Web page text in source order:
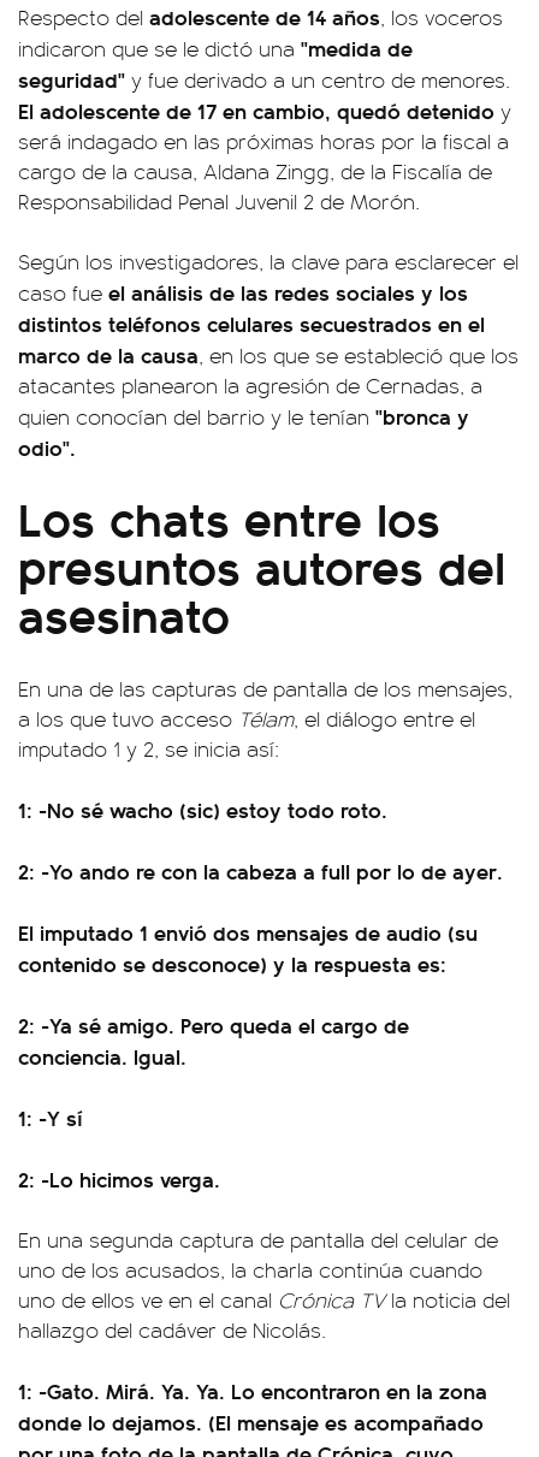
Respecto del adolescente de 14 años, los voceros
indicaron que se le dictó una "medida de
seguridad" y fue derivado a un centro de menores.
El adolescente de 17 en cambio, quedó detenido y
será indagado en las próximas horas por la fiscal a
cargo de la causa, Aldana Zingg, de la Fiscalía de
Responsabilidad Penal Juvenil 2 de Morón.
Según los investigadores, la clave para esclarecer el
caso fue el análisis de las redes sociales y los
distintos teléfonos celulares secuestrados en el
marco de la causa, en los que se estableció que los
atacantes planearon la agresión de Cernadas, a
quien conocían del barrio y le tenían "bronca y
odio".
Los chats entre los
presuntos autores del
asesinato
En una de las capturas de pantalla de los mensajes,
a los que tuvo acceso Télam, el diálogo entre el
imputado 1 y 2, se inicia así:
1: -No sé wacho (sic) estoy todo roto.
2: -Yo ando re con la cabeza a full por lo de ayer.
El imputado 1 envió dos mensajes de audio (su
contenido se desconoce) y la respuesta es:
2: -Ya sé amigo. Pero queda el cargo de
conciencia. Igual.
1: -Y sí
2: -Lo hicimos verga.
En una segunda captura de pantalla del celular de
uno de los acusados, la charla continúa cuando
uno de ellos ve en el canal Crónica TVla noticia del
hallazgo del cadáver de Nicolás.
1: -Gato. Mirá. Ya. Ya. Lo encontraron en la zona
donde lo dejamos. (El mensaje es acompañado